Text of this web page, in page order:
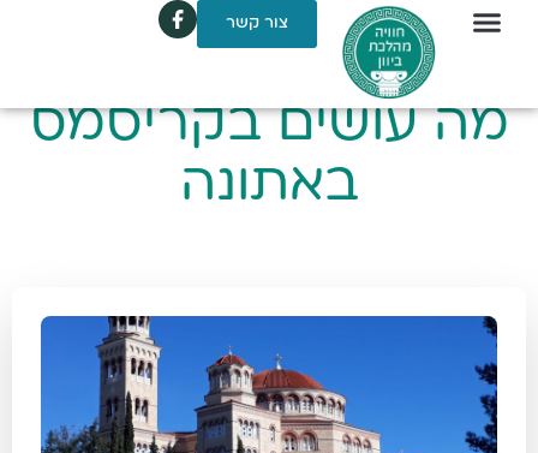
צור קשר
מה עושים בקריסמס
באתונה